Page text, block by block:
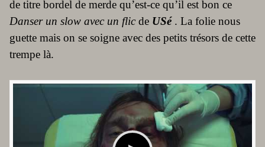
de titre bordel de merde qu’est-ce qu’il est bon ce
Danser un slow avec un flic de USé . La folie nous
guette mais on se soigne avec des petits trésors de cette
trempe là.